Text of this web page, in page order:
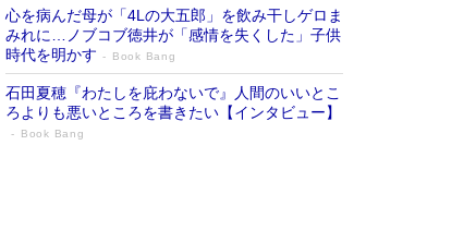
心を病んだ母が「4Lの大五郎」を飲み干しゲロま
みれに…ノブコブ徳井が「感情を失くした」子供
時代を明かす
Book Bang
石田夏穂『わたしを庇わないで』人間のいいとこ
ろよりも悪いところを書きたい【インタビュー】
Book Bang